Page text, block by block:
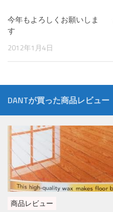
今年もよろしくお願いしま
す
2012年1月4日
DANTが買った商品レビュー
商品レビュー